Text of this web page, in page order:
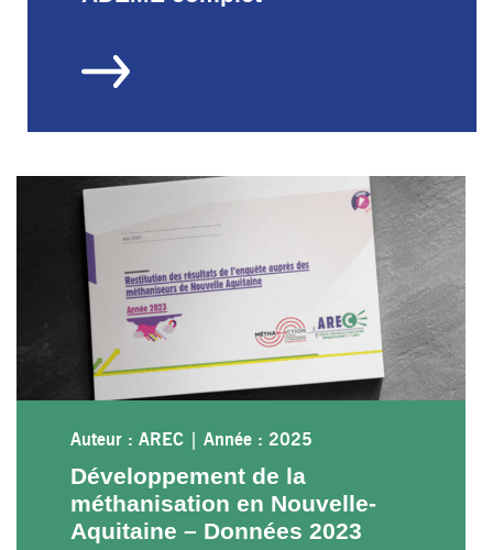
Auteur : AREC | Année : 2025
Développement de la
méthanisation en Nouvelle-
Aquitaine – Données 2023